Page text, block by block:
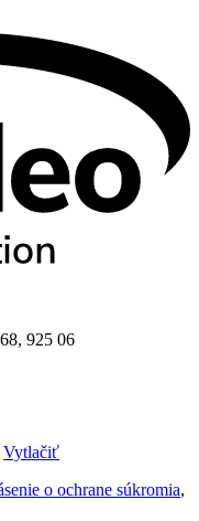
925 06
Vytlačiť
o ochrane súkromia,